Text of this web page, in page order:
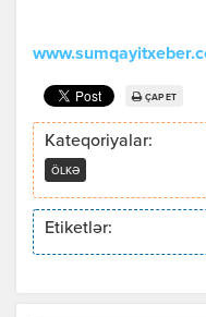
ÇAP ET
Kateqoriyalar:
ÖLKƏ
Etiketlər: